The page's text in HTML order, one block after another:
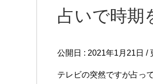
占いで時期
公開日 : 2021年1月21日 /
テレビの突然ですが占っ